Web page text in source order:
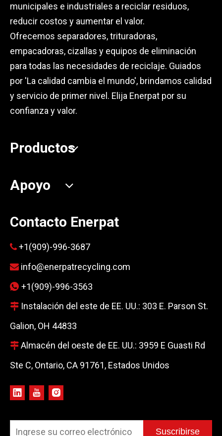
municipales e industriales a reciclar residuos,
reducir costos y aumentar el valor.
Ofrecemos separadores, trituradoras,
empacadoras, cizallas y equipos de eliminación
para todas las necesidades de reciclaje. Guiados
por 'La calidad cambia el mundo', brindamos calidad
y servicio de primer nivel. Elija Enerpat por su
confianza y valor.
Productos
Apoyo
Contacto Enerpat
 +1(909)-996-3687
 info@enerpatrecycling.com
 +1(909)-996-3563
 Instalación del este de EE. UU.: 303 E. Parson St.
Galion, OH 44833
 Almacén del oeste de EE. UU.: 3959 E Guasti Rd
Ste C, Ontario, CA 91761, Estados Unidos
Suscribirse